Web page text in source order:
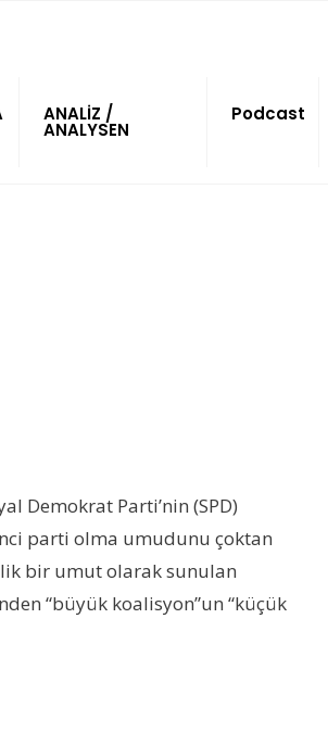
ANALİZ /
ANALYSEN
Podcast
Demokrat Parti’nin (SPD)
parti olma umudunu çoktan
bir umut olarak sunulan
“büyük koalisyon”un “küçük